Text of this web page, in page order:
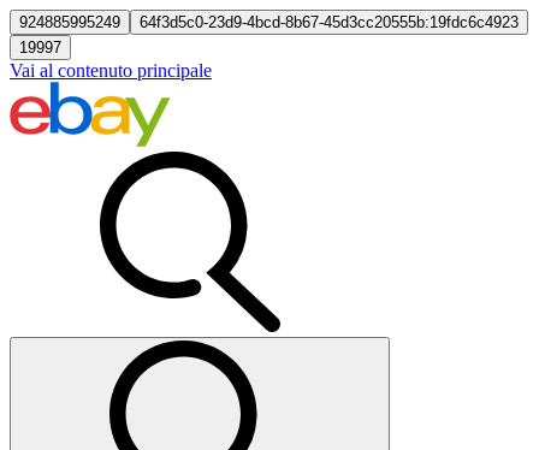
924885995249
64f3d5c0-23d9-4bcd-8b67-45d3cc20555b:19fdc6c4923
19997
Vai al contenuto principale